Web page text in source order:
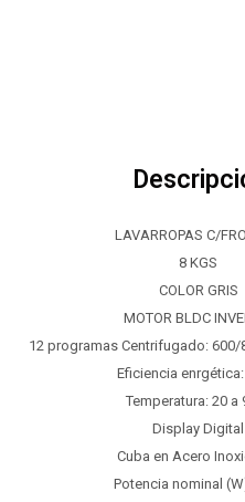
LAVARROPAS C/
8 KGS
COLOR GRIS
MOTOR BLDC
12 programas Centrifugado: 600/
Eficiencia
Temperatura: 20 a
Display Digital
Cuba en Acero
Potencia nominal